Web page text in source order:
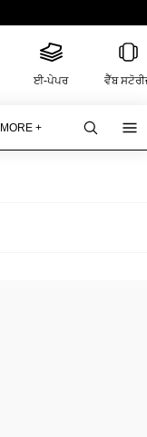
ਈ-ਪੇਪਰ ਵੈੱਬ
MORE +